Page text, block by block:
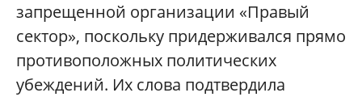
запрещенной организации «Правый
сектор», поскольку придерживался прямо
противоположных политических
убеждений. Их слова подтвердила